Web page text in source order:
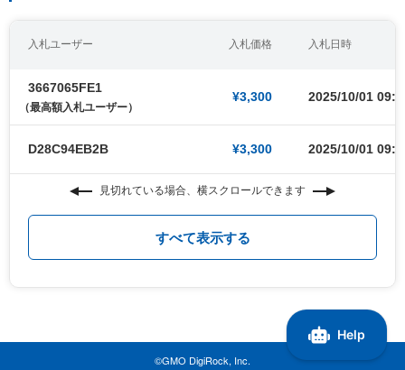
入札ユーザー 入札価格 入札日時
3667065FE1
（最高額入札ユーザー）
¥3,300 2025/10/01
D28C94EB2B ¥3,300 2025/10/01
見切れている場合、横スクロールできます
すべて表示する
©GMO DigiRock, Inc.